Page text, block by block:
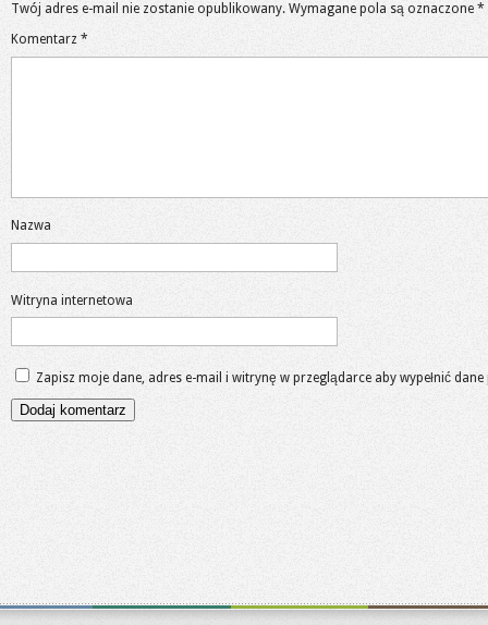
Twój adres e-mail nie zostanie opublikowany. Wymagane pola są oznaczone *
Komentarz *
Nazwa
Witryna internetowa
Zapisz moje dane, adres e-mail i witrynę w przeglądarce aby wypełnić